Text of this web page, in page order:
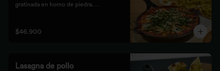
gratinada en horno de piedra.
$46.900
Lasagna de pollo